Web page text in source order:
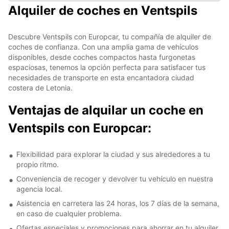
Alquiler de coches en Ventspils
Descubre Ventspils con Europcar, tu compañía de alquiler de
coches de confianza. Con una amplia gama de vehículos
disponibles, desde coches compactos hasta furgonetas
espaciosas, tenemos la opción perfecta para satisfacer tus
necesidades de transporte en esta encantadora ciudad
costera de Letonia.
Ventajas de alquilar un coche en
Ventspils con Europcar:
Flexibilidad para explorar la ciudad y sus alrededores a tu
propio ritmo.
Conveniencia de recoger y devolver tu vehículo en nuestra
agencia local.
Asistencia en carretera las 24 horas, los 7 días de la semana,
en caso de cualquier problema.